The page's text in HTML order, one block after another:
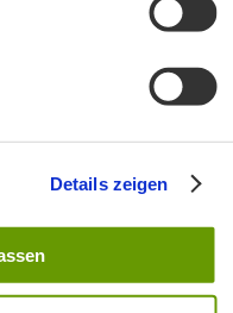
Details zeigen
rund um Aschau